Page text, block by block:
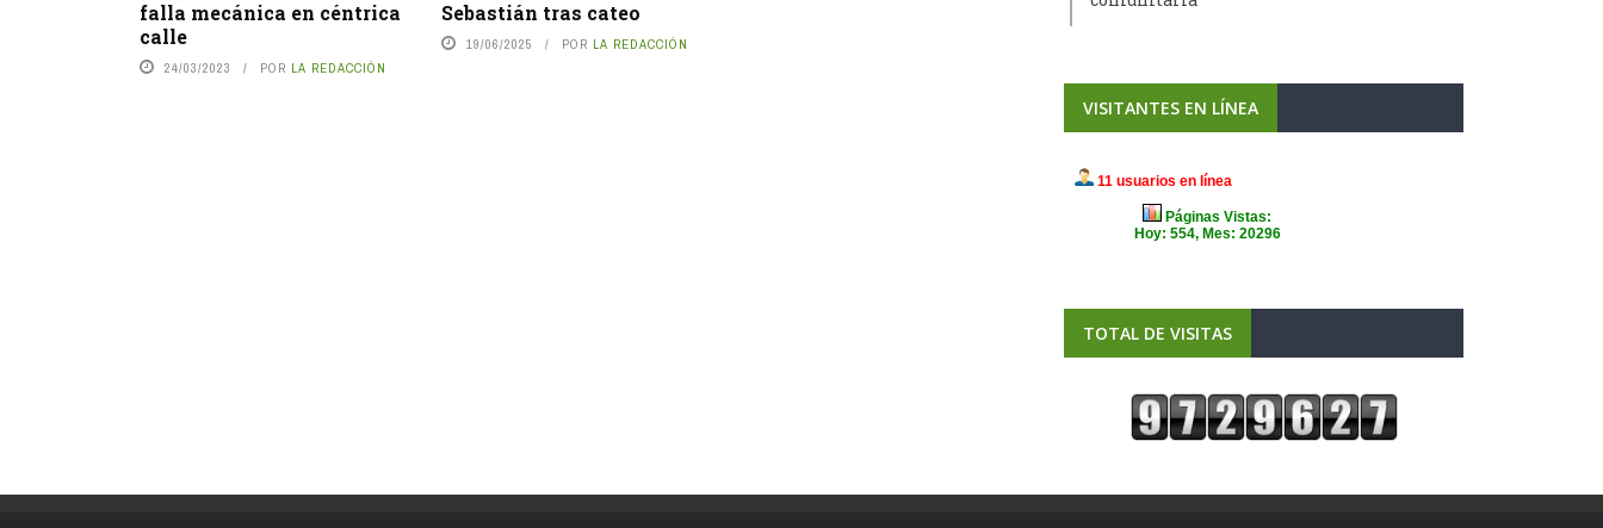
falla mecánica en céntrica
calle
24/03/2023 POR LA REDACCIÓN
Sebastián tras cateo
19/06/2025 POR LA REDACCIÓN
VISITANTES EN LÍNEA
TOTAL DE VISITAS